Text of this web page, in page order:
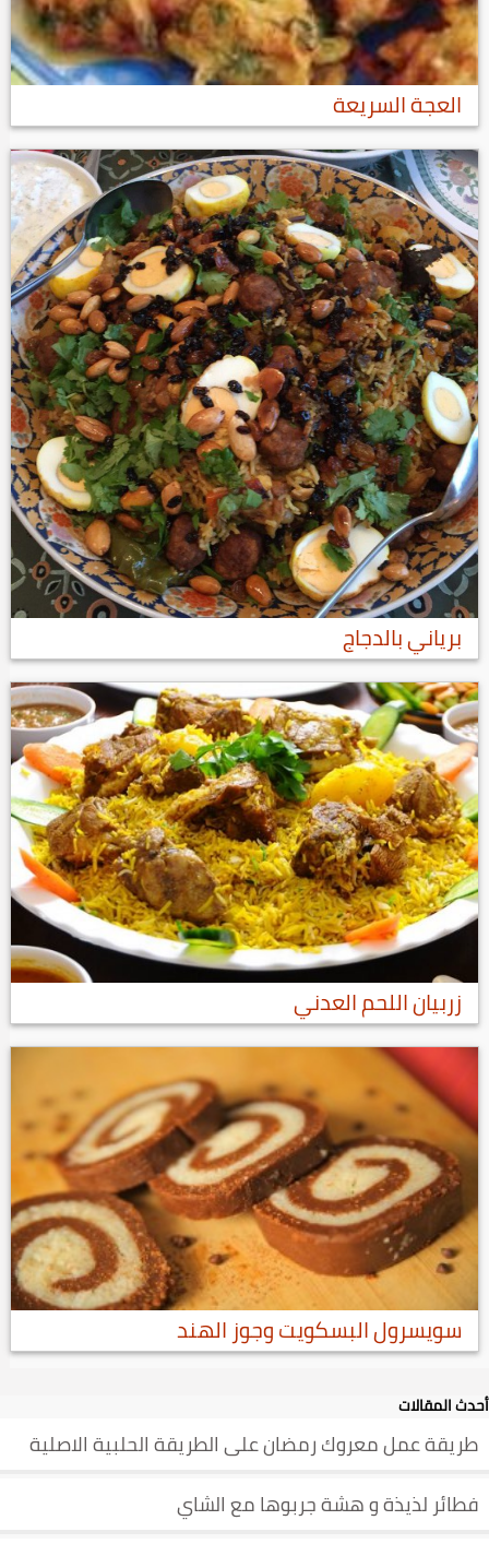
العجة السريعة
برياني بالدجاج
زربيان اللحم العدني
سويسرول البسكويت وجوز الهند
أحدث المقالات
طريقة عمل معروك رمضان على الطريقة الحلبية الاصلية
فطائر لذيذة و هشة جربوها مع الشاي